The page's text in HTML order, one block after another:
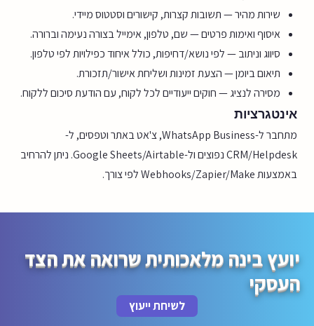
שירות מהיר — תשובות קצרות, קישורים וסטטוס מיידי.
איסוף ואימות פרטים — שם, טלפון, אימייל בצורה נעימה וברורה.
סיווג וניתוב — לפי נושא/דחיפות, כולל איחוד כפילויות לפי טלפון.
תיאום ביומן — הצעת זמינות ושליחת אישור/תזכורת.
מסירה לנציג — חוקים ייעודיים לכל לקוח, עם הודעת סיכום ללקוח.
אינטגרציות
מתחבר ל-WhatsApp Business, צ'אט באתר וטפסים, ל-
CRM/Helpdesk נפוצים ול-Google Sheets/Airtable. ניתן להרחיב
באמצעות Webhooks/Zapier/Make לפי צורך.
יועץ בינה מלאכותית שרואה את הצד
העסקי
לשיחת ייעוץ